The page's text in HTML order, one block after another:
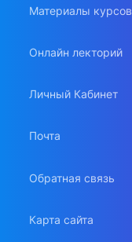
Материалы курсов
Онлайн лекторий
Личный Кабинет
Почта
Обратная связь
Карта сайта